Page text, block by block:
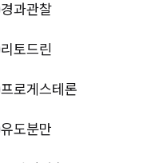
경과관찰
리토드린
프로게스테론
유도분만